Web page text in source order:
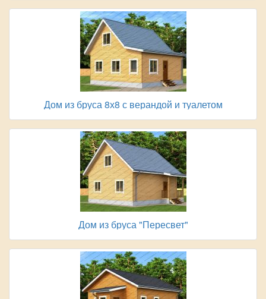
Дом из бруса 8х8 с верандой и туалетом
Дом из бруса "Пересвет"